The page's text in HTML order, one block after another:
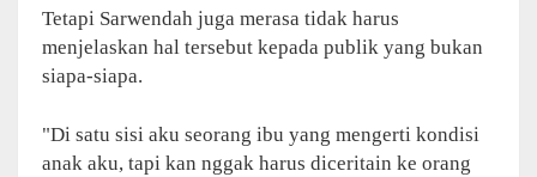
Tetapi Sarwendah juga merasa tidak harus
menjelaskan hal tersebut kepada publik yang bukan
siapa-siapa.
"Di satu sisi aku seorang ibu yang mengerti kondisi
anak aku, tapi kan nggak harus diceritain ke orang